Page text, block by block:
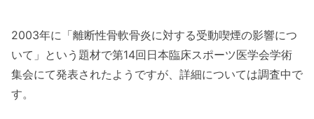
2003年に「離断性骨軟骨炎に対する受動喫煙の影響につ
いて」という題材で第14回日本臨床スポーツ医学会学術
集会にて発表されたようですが、詳細については調査中で
す。